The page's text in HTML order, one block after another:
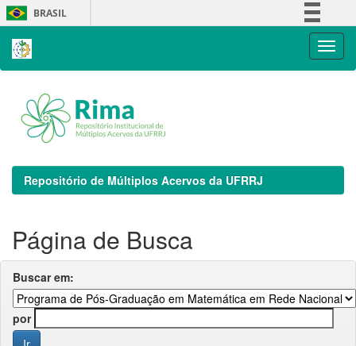
Skip
navigation
BRASIL
Repositório de Múltiplos Acervos da UFRRJ
Página de Busca
Buscar em:
por